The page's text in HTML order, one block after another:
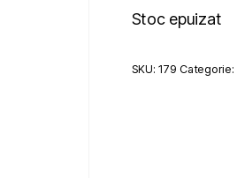
Stoc epuizat
SKU:179 Categorie: